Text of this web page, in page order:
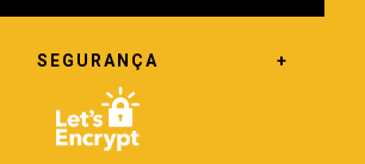
SEGURANÇA